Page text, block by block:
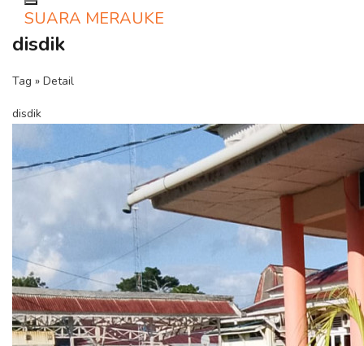
Toggle navigation
SUARA MERAUKE
disdik
Tag » Detail
disdik